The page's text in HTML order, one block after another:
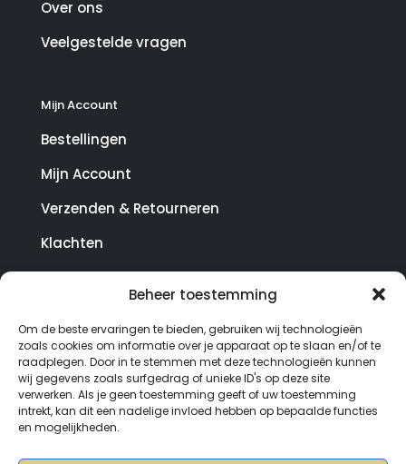
Beheer toestemming
Om de beste ervaringen te bieden, gebruiken wij technologieën
zoals cookies om informatie over je apparaat op te slaan en/of te
raadplegen. Door in te stemmen met deze technologieën kunnen
wij gegevens zoals surfgedrag of unieke ID's op deze site
verwerken. Als je geen toestemming geeft of uw toestemming
intrekt, kan dit een nadelige invloed hebben op bepaalde functies
en mogelijkheden.
Over ons
Veelgestelde vragen
Mijn Account
Bestellingen
Mijn Account
Verzenden & Retourneren
Klachten
© Copyright SterrenHosting 2021-2026 - In opdracht
van Lynaly.nl